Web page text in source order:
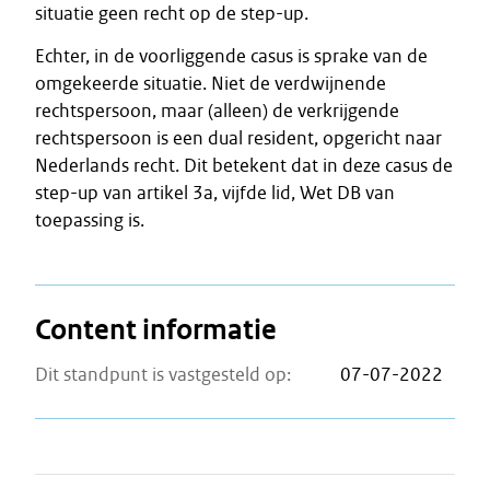
situatie geen recht op de step-up.
Echter, in de voorliggende casus is sprake van de
omgekeerde situatie. Niet de verdwijnende
rechtspersoon, maar (alleen) de verkrijgende
rechtspersoon is een dual resident, opgericht naar
Nederlands recht. Dit betekent dat in deze casus de
step-up van artikel 3a, vijfde lid, Wet DB van
toepassing is.
Content informatie
Dit standpunt is vastgesteld op: 07-07-2022